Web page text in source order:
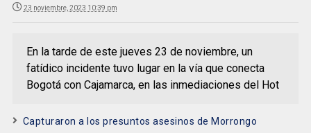
23 noviembre, 2023 10:39 pm
En la tarde de este jueves 23 de noviembre, un
fatídico incidente tuvo lugar en la vía que conecta
Bogotá con Cajamarca, en las inmediaciones del Hot
Capturaron a los presuntos asesinos de Morrongo